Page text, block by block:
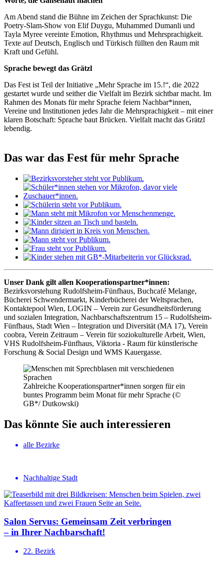
Am Abend stand die Bühne im Zeichen der Sprachkunst: Die
Poetry-Slam-Show von Elif Duygu, Muhammed Dumanli und
Tayla Myree vereinte Emotion, Rhythmus und Mehrsprachigkeit.
Texte auf Deutsch, Englisch und Türkisch füllten den Raum mit
Kraft und Gefühl.
Sprache bewegt das Grätzl
Das Fest ist Teil der Initiative „Mehr Sprache im 15.!“, die 2022
gestartet wurde und seither die Vielfalt im Bezirk sichtbar macht. Im
Rahmen des Monats für mehr Sprache feiern Nachbar*innen,
Vereine und Institutionen jedes Jahr die Mehrsprachigkeit – mit einer
klaren Botschaft: Sprache baut Brücken. Vielfalt macht das Grätzl
lebendig.
Das war das Fest für mehr Sprache
Unser Dank gilt allen Kooperationspartner*innen:
Bezirksvorstehung Rudolfsheim-Fünfhaus, Buchcafé Melange,
Bücherei Schwendermarkt, Kinderbücherei der Weltsprachen,
Kontaktepool Wien, LOGIN – Verein zur Gesundheitsförderung
und sozialen Integration, Nachbarschaftszentrum 15 – Rudolfsheim-
Fünfhaus, Stadt Wien – Integration und Diversität (MA 17), Verein
coobra, Verein Zeitraum – Verein für soziokulturelle Arbeit, Wien,
VHS Rudolfsheim-Fünfhaus, Viktoria - Raum für künstlerische
Forschung & Social Design und WMS Kauergasse.
Zahlreiche Kooperationspartner*innen sorgen für ein
buntes Programm beim Monat für mehr Sprache (©
GB*/ Dutkowski)
Das könnte Sie auch interessieren
alle Bezirke
Nachhaltige Stadt
Salon Servus: Gemeinsam Zeit verbringen
– in Ihrer Nachbar­schaft!
22. Bezirk